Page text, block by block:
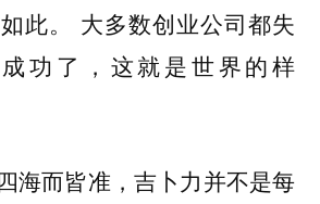
此。 大多数创业公司都失
功了，这就是世界的样
海而皆准，吉卜力并不是每